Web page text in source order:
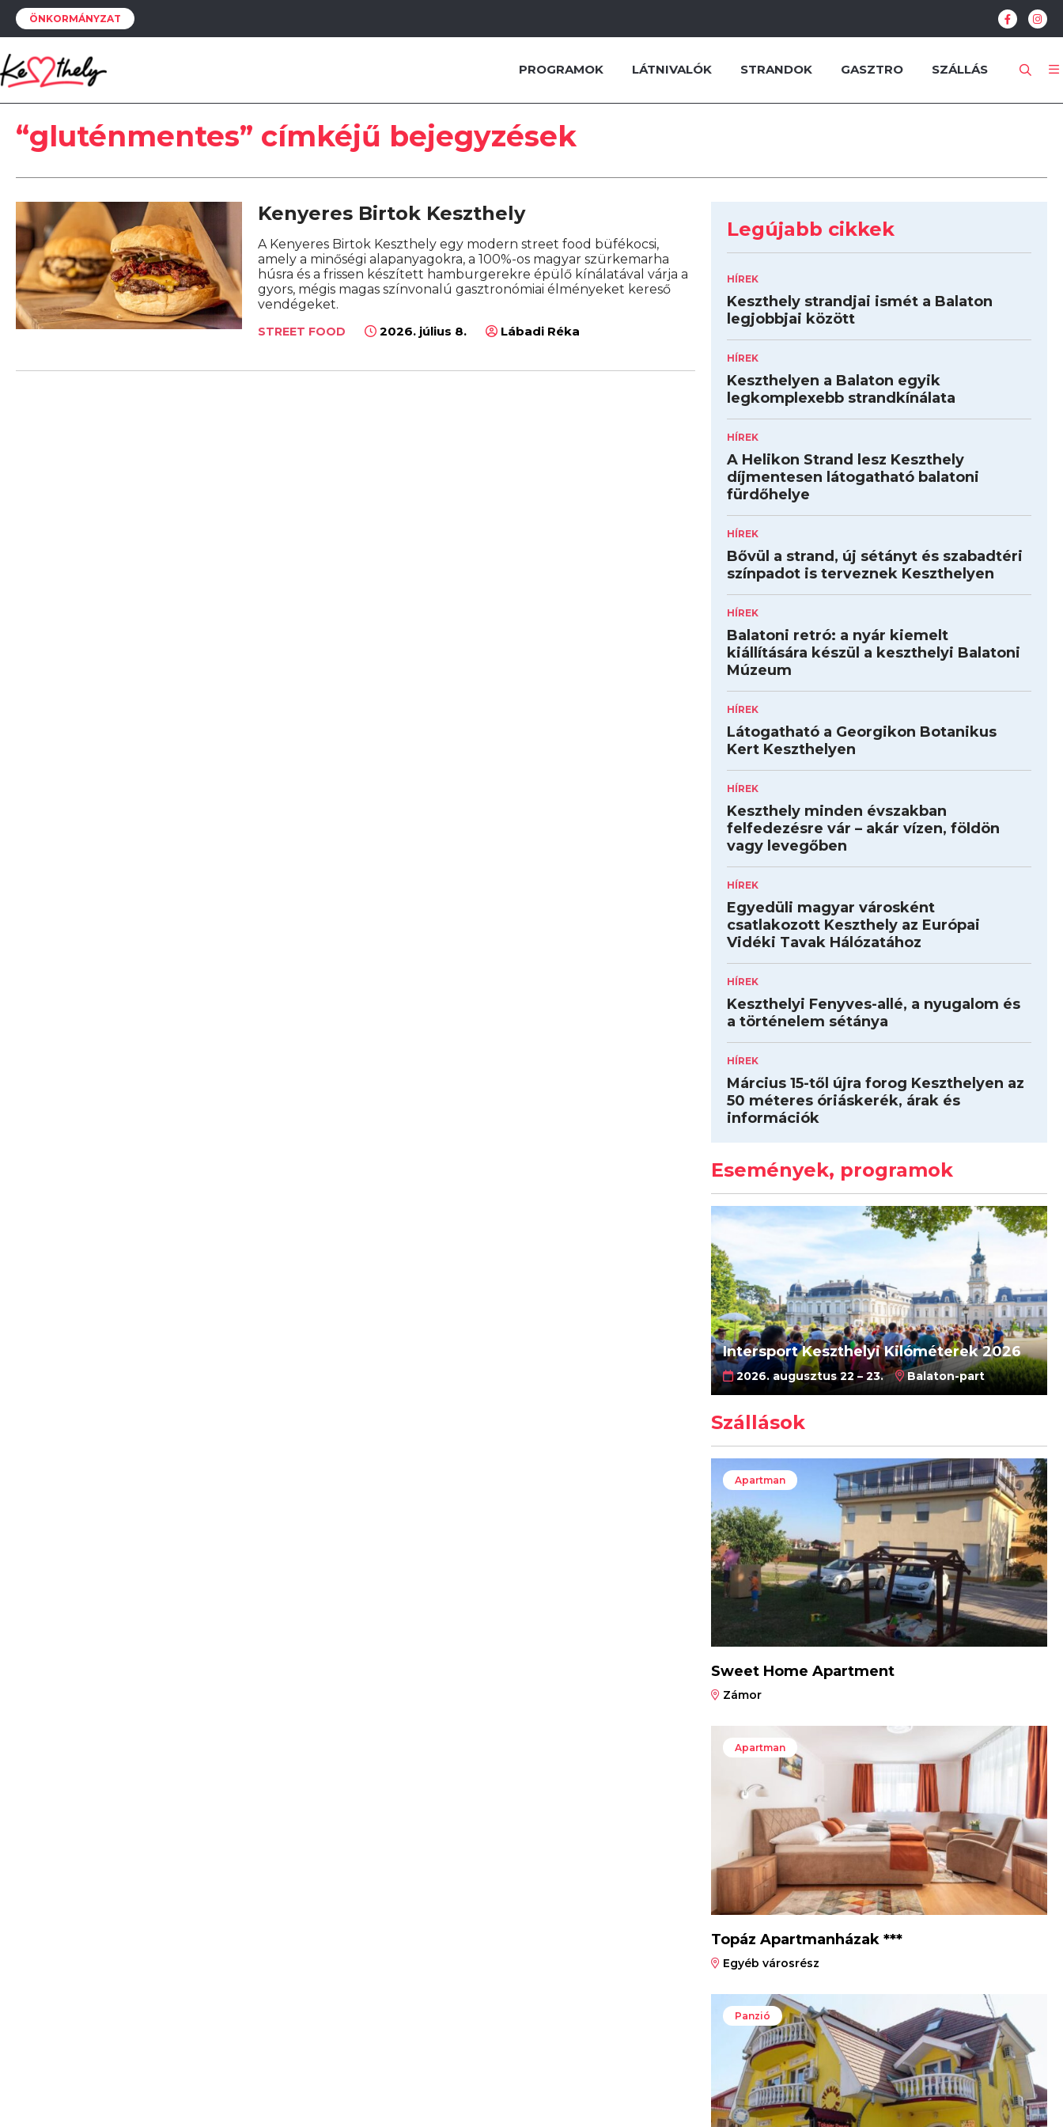
ÖNKORMÁNYZAT
PROGRAMOK LÁTNIVALÓK STRANDOK GASZTRO SZÁLLÁS
“gluténmentes” címkéjű bejegyzések
Kenyeres Birtok Keszthely
A Kenyeres Birtok Keszthely egy modern street food büfékocsi,
amely a minőségi alapanyagokra, a 100%-os magyar szürkemarha
húsra és a frissen készített hamburgerekre épülő kínálatával várja a
gyors, mégis magas színvonalú gasztronómiai élményeket kereső
vendégeket.
STREET FOOD 2026. július 8. Lábadi Réka
Legújabb cikkek
HÍREK
Keszthely strandjai ismét a Balaton
legjobbjai között
HÍREK
Keszthelyen a Balaton egyik
legkomplexebb strandkínálata
HÍREK
A Helikon Strand lesz Keszthely
díjmentesen látogatható balatoni
fürdőhelye
HÍREK
Bővül a strand, új sétányt és szabadtéri
színpadot is terveznek Keszthelyen
HÍREK
Balatoni retró: a nyár kiemelt
kiállítására készül a keszthelyi Balatoni
Múzeum
HÍREK
Látogatható a Georgikon Botanikus
Kert Keszthelyen
HÍREK
Keszthely minden évszakban
felfedezésre vár – akár vízen, földön
vagy levegőben
HÍREK
Egyedüli magyar városként
csatlakozott Keszthely az Európai
Vidéki Tavak Hálózatához
HÍREK
Keszthelyi Fenyves-allé, a nyugalom és
a történelem sétánya
HÍREK
Március 15-től újra forog Keszthelyen az
50 méteres óriáskerék, árak és
információk
Események, programok
Intersport Keszthelyi Kilóméterek 2026
2026. augusztus 22 – 23. Balaton-part
Szállások
Apartman
Sweet Home Apartment
Zámor
Apartman
Topáz Apartmanházak ***
Egyéb városrész
Panzió